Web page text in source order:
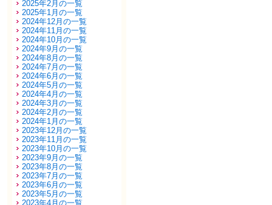
2025年2月の一覧
2025年1月の一覧
2024年12月の一覧
2024年11月の一覧
2024年10月の一覧
2024年9月の一覧
2024年8月の一覧
2024年7月の一覧
2024年6月の一覧
2024年5月の一覧
2024年4月の一覧
2024年3月の一覧
2024年2月の一覧
2024年1月の一覧
2023年12月の一覧
2023年11月の一覧
2023年10月の一覧
2023年9月の一覧
2023年8月の一覧
2023年7月の一覧
2023年6月の一覧
2023年5月の一覧
2023年4月の一覧